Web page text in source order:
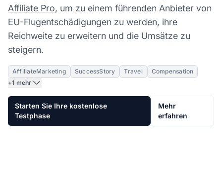
Affiliate Pro, um zu einem führenden Anbieter von
EU-Flugentschädigungen zu werden, ihre
Reichweite zu erweitern und die Umsätze zu
steigern.
AffiliateMarketing SuccessStory Travel
Compensation
+1 mehr
Starten Sie Ihre kostenlose
Testphase
Mehr
erfahren